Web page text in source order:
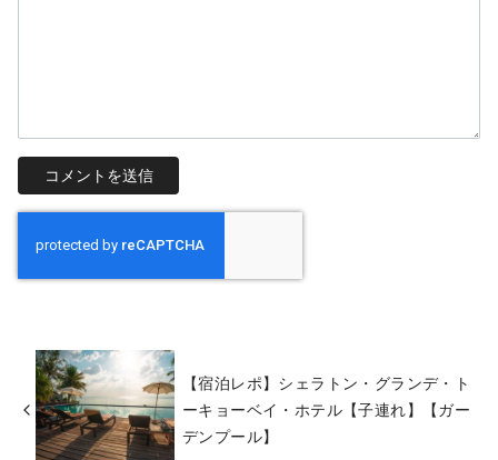
【宿泊レポ】シェラトン・グランデ・ト
ーキョーベイ・ホテル【子連れ】【ガー
デンプール】